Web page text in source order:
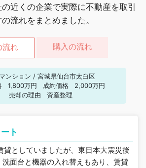
近くの企業で実際に不動産を取引
の流れをまとめました。
流れ 購入の流れ
ンション / 宮城県仙台市太白区
1,800万円 成約価格
2,000万円
売却の理由
資産整理
ト
貸としていましたが、東日本大震災後
面台と機器の入れ替えもあり、賃貸